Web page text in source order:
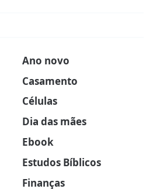
Ano novo
Casamento
Células
Dia das mães
Ebook
Estudos Bíblicos
Finanças